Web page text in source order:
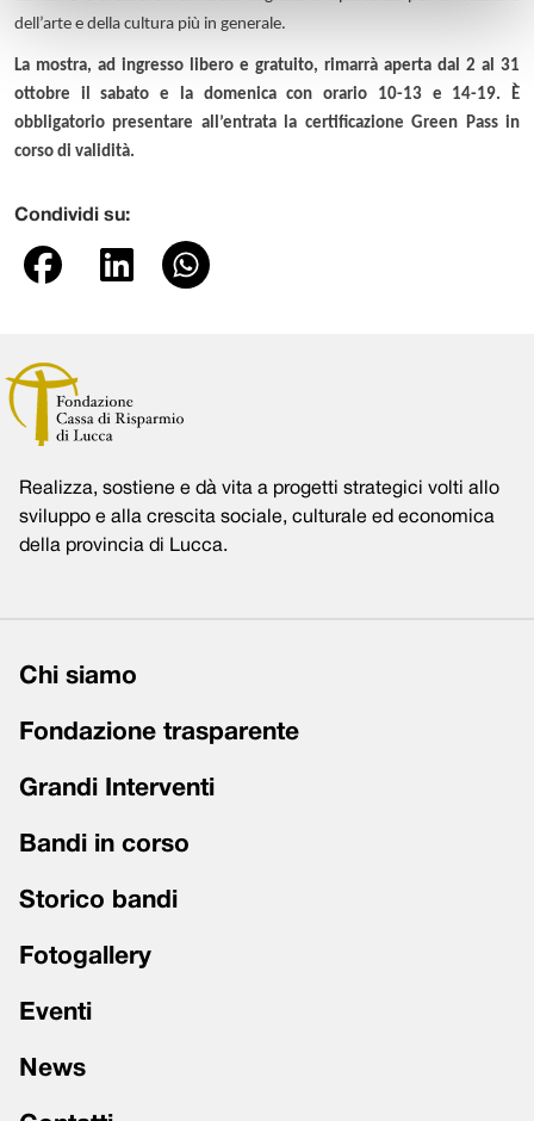
dell’arte e della cultura più in generale.
La mostra, ad ingresso libero e gratuito, rimarrà aperta dal 2 al 31
ottobre il sabato e la domenica con orario 10-13 e 14-19. È
obbligatorio presentare all’entrata la certificazione Green Pass in
corso di validità.
Condividi su:
Realizza, sostiene e dà vita a progetti strategici volti allo
sviluppo e alla crescita sociale, culturale ed economica
della provincia di Lucca.
Chi siamo
Fondazione trasparente
Grandi Interventi
Bandi in corso
Storico bandi
Fotogallery
Eventi
News